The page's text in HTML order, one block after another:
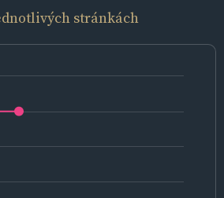
stránkách